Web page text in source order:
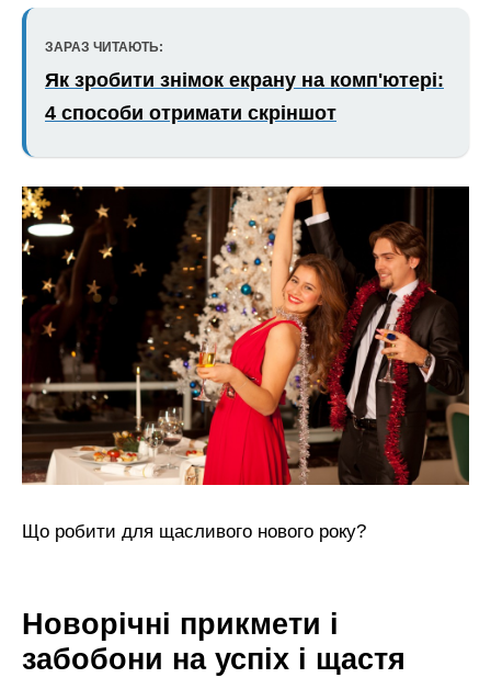
ЗАРАЗ ЧИТАЮТЬ:
Як зробити знімок екрану на комп'ютері:
4 способи отримати скріншот
Що робити для щасливого нового року?
Новорічні прикмети і
забобони на успіх і щастя